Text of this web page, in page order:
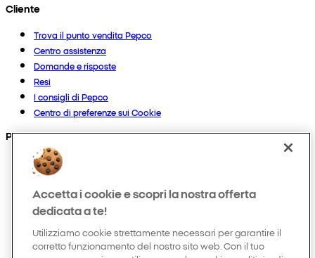
Cliente
Trova il punto vendita Pepco
Centro assistenza
Domande e risposte
Resi
I consigli di Pepco
Centro di preferenze sui Cookie
Prodotti
Collezioni
Neonato
Bambino
Casa
Uomo
Hobby e tempo libero
Accetta i cookie e scopri la nostra offerta
dedicata a te!
Utilizziamo cookie strettamente necessari per garantire il
corretto funzionamento del nostro sito web. Con il tuo